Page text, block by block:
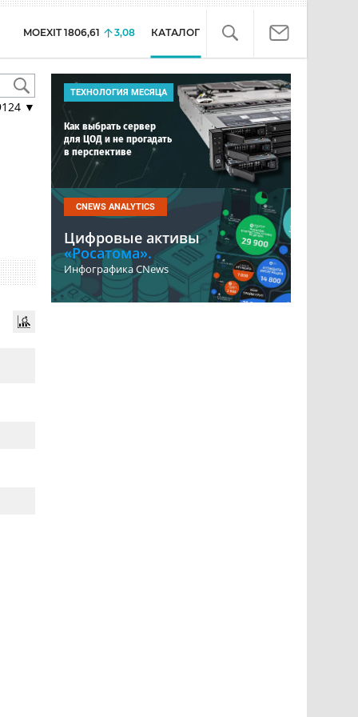
MOEXIT 1806,61 3,08 КАТАЛОГ
▼
ТЕХНОЛОГИЯ МЕСЯЦА
Как выбрать сервер
для ЦОД и не прогадать
в перспективе
CNEWS ANALYTICS
Цифровые активы
«Росатома».
Инфографика CNews